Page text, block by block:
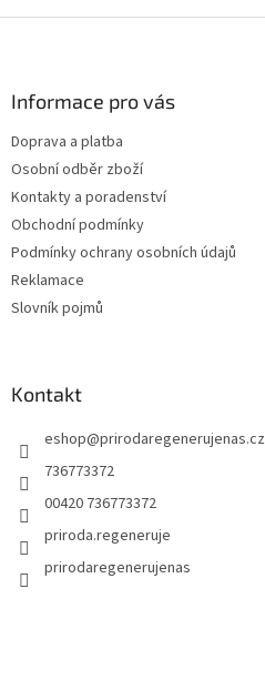
v
Informace pro vás
Doprava a platba
Osobní odběr zboží
Kontakty a poradenství
Obchodní podmínky
Podmínky ochrany osobních údajů
Reklamace
Slovník pojmů
Kontakt
eshop@prirodaregenerujenas.cz
736773372
00420 736773372
priroda.regeneruje
prirodaregenerujenas